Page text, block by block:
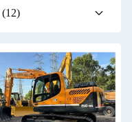
(12)